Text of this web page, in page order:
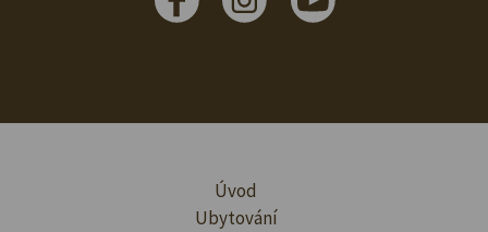
Úvod
Ubytování